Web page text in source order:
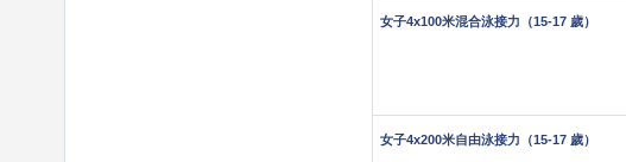
女子4x100米混合泳接力（15-17 歲）
女子4x200米自由泳接力（15-17 歲）